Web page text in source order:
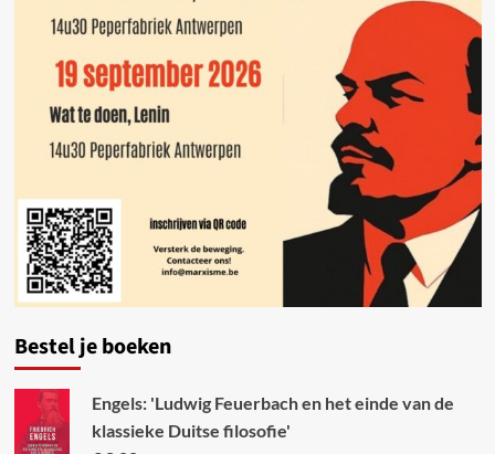
Bestel je boeken
Engels: 'Ludwig Feuerbach en het einde van de
klassieke Duitse filosofie'